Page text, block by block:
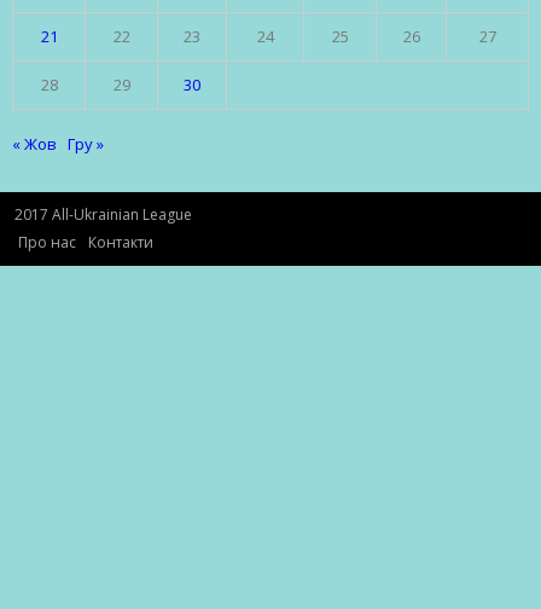
21 22 23 24 25 26 27
28 29 30
« Жов Гру »
2017 All-Ukrainian League
Про нас
Контакти